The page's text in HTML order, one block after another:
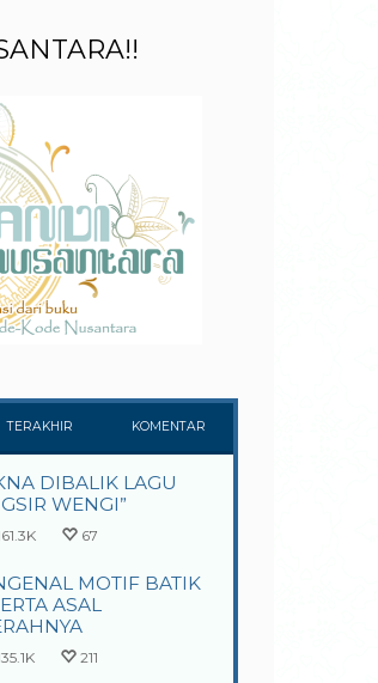
TERAKHIR KOMENTAR
DIBALIK LAGU
WENGI”
67
MOTIF BATIK
ASAL
211